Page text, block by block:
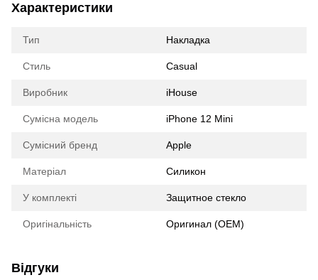
Характеристики
Тип Накладка
Стиль Casual
Виробник iHouse
Сумісна модель iPhone 12 Mini
Сумісний бренд Apple
Матеріал Силикон
У комплекті Защитное стекло
Оригінальність Оригинал (ОЕМ)
Відгуки